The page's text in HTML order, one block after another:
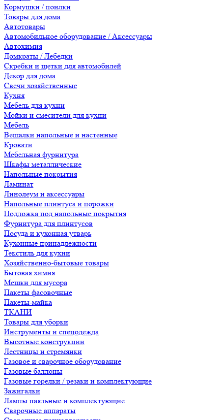
Кормушки / поилки
Товары для дома
Автотовары
Автомобильное оборудование / Аксессуары
Автохимия
Домкраты / Лебедки
Скребки и щетки для автомобилей
Декор для дома
Свечи хозяйственные
Кухня
Мебель для кухни
Мойки и смесители для кухни
Мебель
Вешалки напольные и настенные
Кровати
Мебельная фурнитура
Шкафы металлические
Напольные покрытия
Ламинат
Линолеум и аксессуары
Напольные плинтуса и порожки
Подложка под напольные покрытия
Фурнитура для плинтусов
Посуда и кухонная утварь
Кухонные принадлежности
Текстиль для кухни
Хозяйственно-бытовые товары
Бытовая химия
Мешки для мусора
Пакеты фасовочные
Пакеты-майка
ТКАНИ
Товары для уборки
Инструменты и спецодежда
Высотные конструкции
Лестницы и стремянки
Газовое и сварочное оборудование
Газовые баллоны
Газовые горелки / резаки и комплектующие
Зажигалки
Лампы паяльные и комплектующие
Сварочные аппараты